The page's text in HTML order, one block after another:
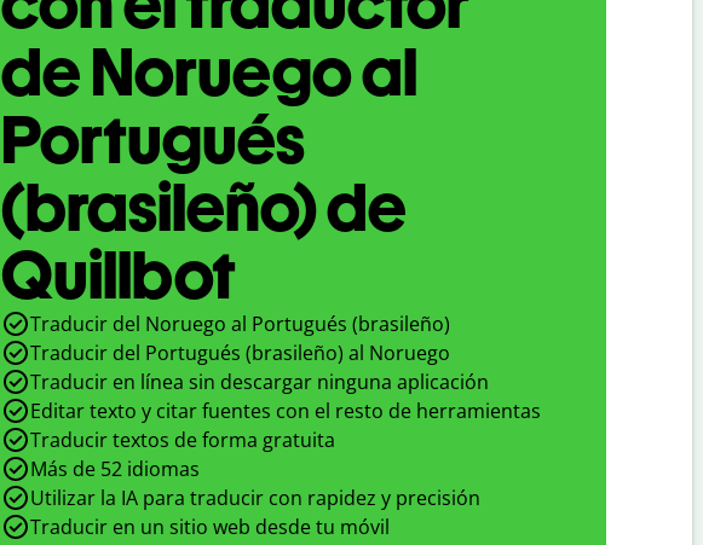
de Noruego al
Portugués
(brasileño) de
Quillbot
Traducir del Noruego al Portugués (brasileño)
Traducir del Portugués (brasileño) al Noruego
Traducir en línea sin descargar ninguna aplicación
Editar texto y citar fuentes con el resto de herramientas
Traducir textos de forma gratuita
Más de 52 idiomas
Utilizar la IA para traducir con rapidez y precisión
Traducir en un sitio web desde tu móvil